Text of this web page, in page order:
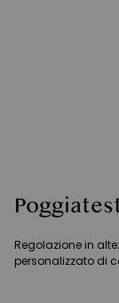
Regolazione in
personalizzato di